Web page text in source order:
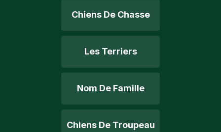
Chiens De Chasse
Les Terriers
Nom De Famille
Chiens De Troupeau